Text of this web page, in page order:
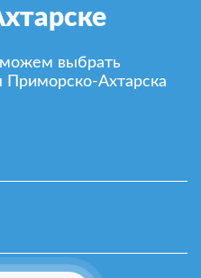
выбрать
Приморско-Ахтарска